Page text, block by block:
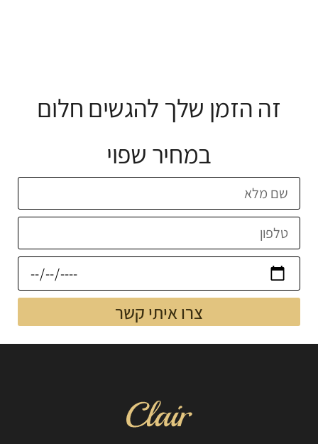
זה הזמן שלך להגשים חלום
במחיר שפוי
צרו איתי קשר